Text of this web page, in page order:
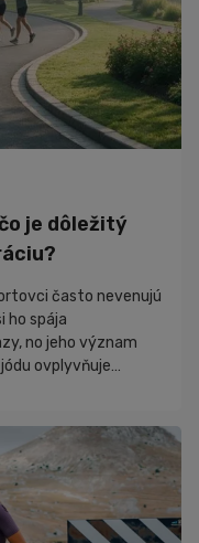
je dôležitý
často nevenujú
ho spája
no jeho význam
ovplyvňuje
môže sa to prejaviť
Hoci sa o bielkovinách, kre...